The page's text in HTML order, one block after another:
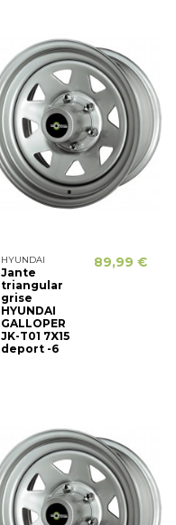
HYUNDAI
Jante
triangular
grise
HYUNDAI
GALLOPER
JK-T01 7X15
deport -6
89,99 €